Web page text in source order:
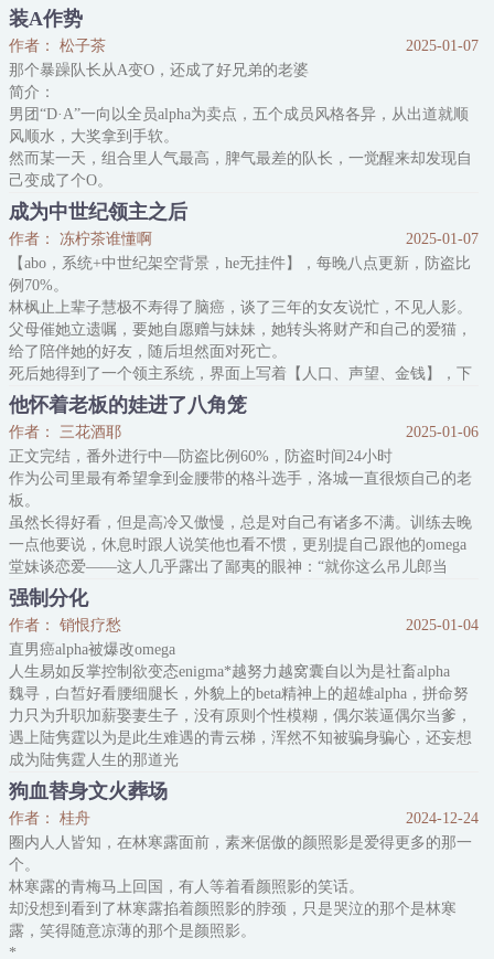
姻，他们是不相爱的。
等生下孩子，攒够钱，他们会离婚。
他的丈夫是个Beta，虽然结婚三个月仍旧不知晓他的味道，但却是个
很绅士温柔的男人，他们不熟到结婚三个月还没有牵手亲吻过，他的
丈夫不喜欢他，闻不到他的味道，对他这样的omega不感兴趣。
朋友
装A作势
作者： 松子茶
2025-01-07
那个暴躁队长从A变O，还成了好兄弟的老婆
简介：
男团“D·A”一向以全员alpha为卖点，五个成员风格各异，从出道就顺
风顺水，大奖拿到手软。
然而某一天，组合里人气最高，脾气最差的队长，一觉醒来却发现自
己变成了个O。
天都塌了。
经纪人原地崩溃。
队友失声痛哭，表示宁可相信自己是O也不敢信队长是O。
医院长廊里哭声一片。
最后被队长一人赏了一个脑瓜崩。
“哭什么，”夏焰阴森森看着一群人，“多大点事，再哭就把你们都扔河
里。”
众人敢怒不敢言，纷纷闭嘴。
。
最后公司讨论的结果，是把
成为中世纪领主之后
作者： 冻柠茶谁懂啊
2025-01-07
【abo，系统+中世纪架空背景，he无挂件】，每晚八点更新，防盗比
例70%。
林枫止上辈子慧极不寿得了脑癌，谈了三年的女友说忙，不见人影。
父母催她立遗嘱，要她自愿赠与妹妹，她转头将财产和自己的爱猫，
给了陪伴她的好友，随后坦然面对死亡。
死后她得到了一个领主系统，界面上写着【人口、声望、金钱】，下
方还有建筑栏等，和游戏一模一样，可惜她还来不及探索，这具身体
就进入分化期，一个女人闯进了她的房间，荒唐混乱的三天过去，她
发现自己标记了姐姐伊凯拉的女友——雪莉·冯。
她刚穿来就被按头结婚了？
按照剧情发
他怀着老板的娃进了八角笼
作者： 三花酒耶
2025-01-06
正文完结，番外进行中—防盗比例60%，防盗时间24小时
作为公司里最有希望拿到金腰带的格斗选手，洛城一直很烦自己的老
板。
虽然长得好看，但是高冷又傲慢，总是对自己有诸多不满。训练去晚
一点他要说，休息时跟人说笑他也看不惯，更别提自己跟他的omega
堂妹谈恋爱——这人几乎露出了鄙夷的眼神：“就你这么吊儿郎当
的……啧。”
所以，当他求婚失败，紧接着又被残忍甩掉后，洛城十分笃定，老板
绝对是最开心的那个。
失恋之后，他混到某个显贵举办的party借酒浇愁，却晕乎乎地发觉，
酒里好像加了什么奇怪的东西……
他
强制分化
作者： 销恨疗愁
2025-01-04
直男癌alpha被爆改omega
人生易如反掌控制欲变态enigma*越努力越窝囊自以为是社畜alpha
魏寻，白皙好看腰细腿长，外貌上的beta精神上的超雄alpha，拼命努
力只为升职加薪娶妻生子，没有原则个性模糊，偶尔装逼偶尔当爹，
遇上陆隽霆以为是此生难遇的青云梯，浑然不知被骗身骗心，还妄想
成为陆隽霆人生的那道光
对陆隽霆来说，从头到尾就是一场游戏，只不过看魏寻上蹿下跳却逃
不掉比一般游戏更有趣罢了
听说陆隽霆是AA恋的魏寻，生理性恶心，“真特么变态。”
没过多久为了利用陆隽霆换取利益使遍浑身
狗血替身文火葬场
作者： 桂舟
2024-12-24
圈内人人皆知，在林寒露面前，素来倨傲的颜照影是爱得更多的那一
个。
林寒露的青梅马上回国，有人等着看颜照影的笑话。
却没想到看到了林寒露掐着颜照影的脖颈，只是哭泣的那个是林寒
露，笑得随意凉薄的那个是颜照影。
*